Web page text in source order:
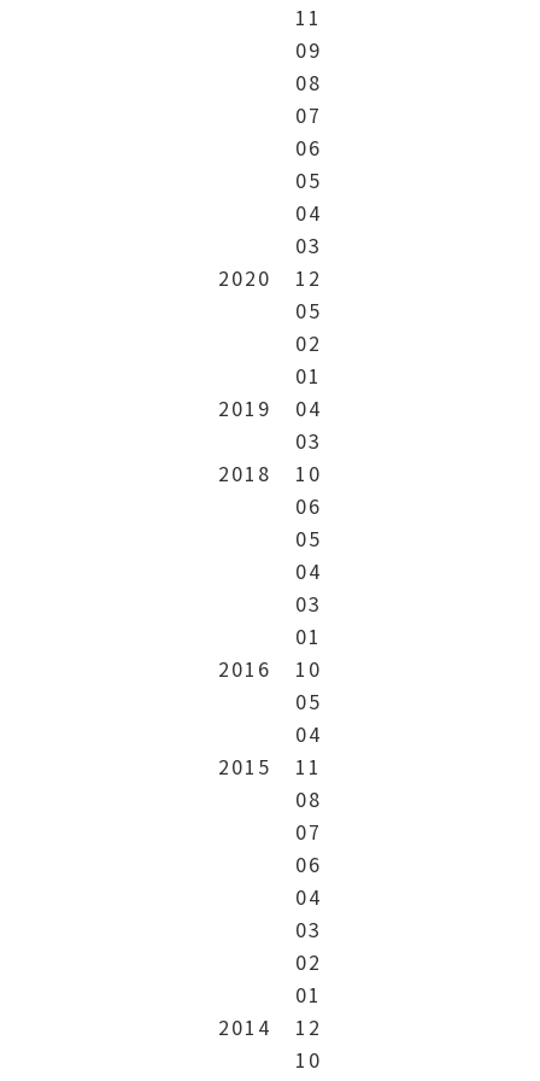
11
09
08
07
06
05
04
03
2020
12
05
02
01
2019
04
03
2018
10
06
05
04
03
01
2016
10
05
04
2015
11
08
07
06
04
03
02
01
2014
12
10